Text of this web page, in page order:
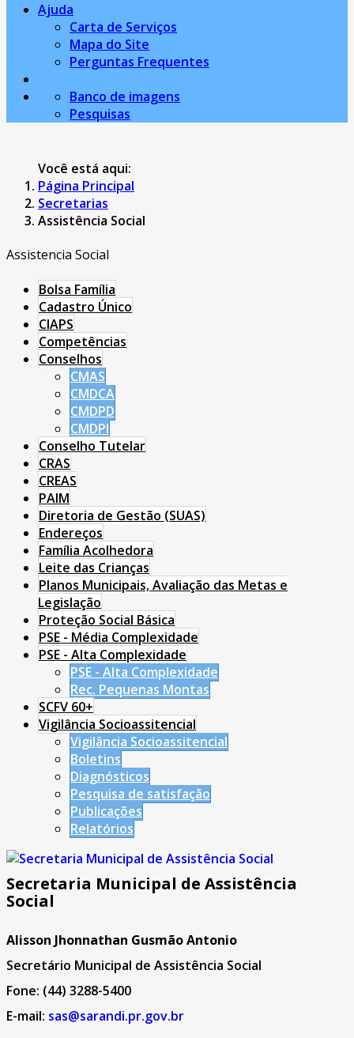
Ajuda
Carta de Serviços
Mapa do Site
Perguntas Frequentes
Banco de imagens
Pesquisas
Você está aqui:
Página Principal
Secretarias
Assistência Social
Assistencia Social
Bolsa Família
Cadastro Único
CIAPS
Competências
Conselhos
CMAS
CMDCA
CMDPD
CMDPI
Conselho Tutelar
CRAS
CREAS
PAIM
Diretoria de Gestão (SUAS)
Endereços
Família Acolhedora
Leite das Crianças
Planos Municipais, Avaliação das Metas e
Legislação
Proteção Social Básica
PSE - Média Complexidade
PSE - Alta Complexidade
PSE - Alta Complexidade
Rec. Pequenas Montas
SCFV 60+
Vigilância Socioassitencial
Vigilância Socioassitencial
Boletins
Diagnósticos
Pesquisa de satisfação
Publicações
Relatórios
Secretaria Municipal de Assistência
Social
Alisson Jhonnathan Gusmão Antonio
Secretário Municipal de Assistência Social
Fone: (44) 3288-5400
E-mail: sas@sarandi.pr.gov.br